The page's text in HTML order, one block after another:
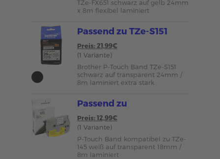
TZe-FX651 schwarz auf gelb 24mm
x 8m flexibel laminiert
Passend zu TZe-S151
Preis: 21,99€
(1 Variante)
Brother P-Touch Band TZe-S151
schwarz auf transparent 24mm /
8m laminiert extra stark
Passend zu
Preis: 12,99€
(1 Variante)
P-Touch Band kompatibel zu TZe-
145 weiß auf transparent 18mm /
8m laminiert